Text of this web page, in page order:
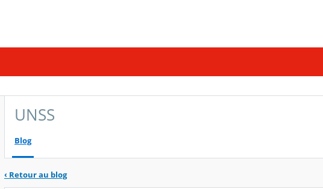
UNSS
Blog
‹ Retour au blog